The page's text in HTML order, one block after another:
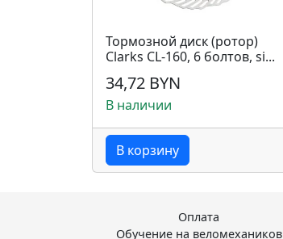
Тормозной диск (ротор)
Clarks CL-160, 6 болтов, si...
34,72 BYN
В наличии
В корзину
Оплата
Обучение на веломехаников